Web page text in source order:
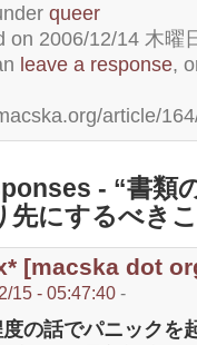
queer
on 2006/12/14 木曜
leave a response,
article/
- “書類
先にするべき
[macska dot
15 - 05:47:40 -
度の話でパニック